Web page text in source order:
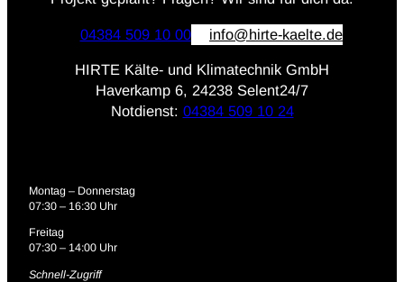
04384 509 10 00 info@hirte-kaelte.de
HIRTE Kälte- und Klimatechnik GmbH
Haverkamp 6, 24238 Selent 24/7
Notdienst: 04384 509 10 24
Montag – Donnerstag
07:30 – 16:30 Uhr
Freitag
07:30 – 14:00 Uhr
Schnell-Zugriff